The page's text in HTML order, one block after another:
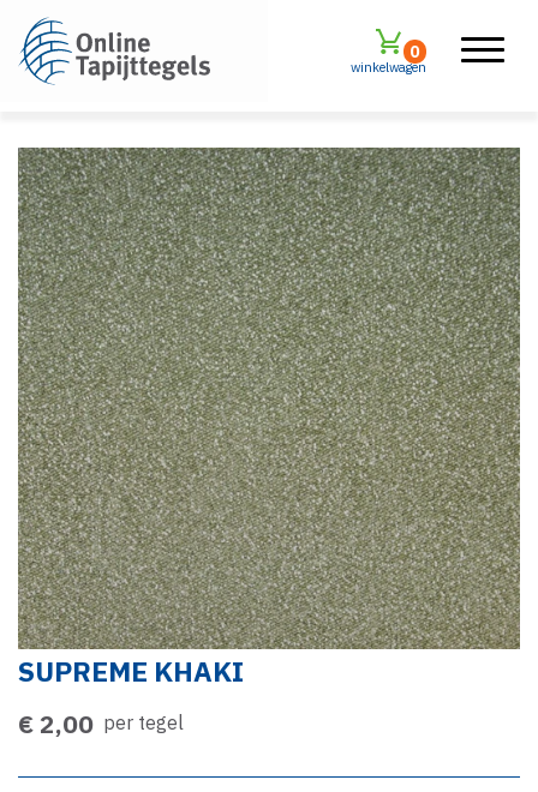
winkelwagen
0
SUPREME KHAKI
€ 2,00 per tegel